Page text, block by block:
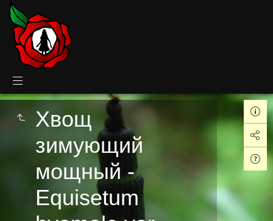
Хвощ
зимующий
мощный -
Equisetum